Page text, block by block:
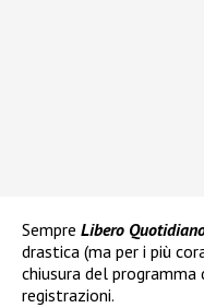
Sempre Libero
drastica (ma per i più
chiusura del
registrazioni.